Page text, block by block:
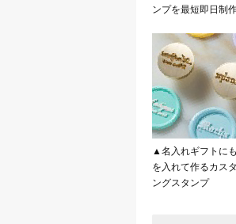
ンプを最短即日制
▲名入れギフトに
を入れて作るカス
ングスタンプ